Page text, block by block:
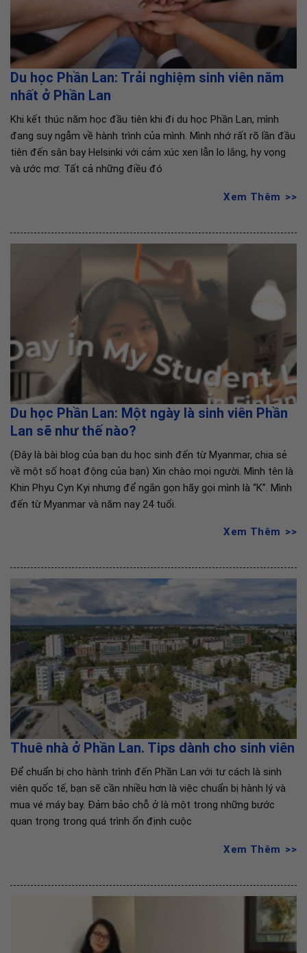
Du học Phần Lan: Trải nghiệm sinh viên năm
nhất ở Phần Lan
Khi kết thúc năm học đầu tiên khi đi du học Phần Lan, mình
đang suy ngẫm về hành trình của mình. Mình nhớ rất rõ lần đầu
tiên đến sân bay Helsinki với cảm xúc xen lẫn lo lắng, hy vọng
và ước mơ. Tất cả những điều đó
Xem Thêm
Du học Phần Lan: Một ngày là sinh viên Phần
Lan sẽ như thế nào?
(Đây là bài blog của bạn du học sinh đến từ Myanmar, chia sẻ
về một số hoạt động của bạn) Xin chào mọi người. Mình tên là
Khin Phyu Cyn Kyi nhưng để ngắn gọn hãy gọi mình là “K”. Mình
đến từ Myanmar và năm nay 24 tuổi.
Xem Thêm
Thuê nhà ở Phần Lan. Tips dành cho sinh viên
Để chuẩn bị cho hành trình đến Phần Lan với tư cách là sinh
viên quốc tế, bạn sẽ cần nhiều hơn là việc chuẩn bị hành lý và
mua vé máy bay. Đảm bảo chỗ ở là một trong những bước
quan trọng trong quá trình ổn định cuộc
Xem Thêm